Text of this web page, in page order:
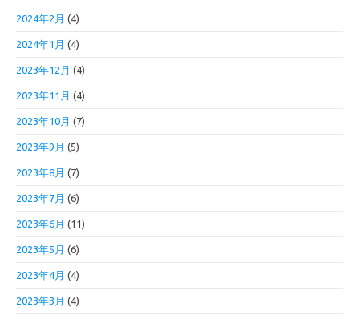
2024年2月 (4)
2024年1月 (4)
2023年12月 (4)
2023年11月 (4)
2023年10月 (7)
2023年9月 (5)
2023年8月 (7)
2023年7月 (6)
2023年6月 (11)
2023年5月 (6)
2023年4月 (4)
2023年3月 (4)